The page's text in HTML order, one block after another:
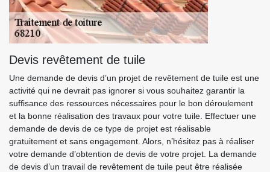
Devis revêtement de tuile
Une demande de devis d’un projet de revêtement de tuile est une
activité qui ne devrait pas ignorer si vous souhaitez garantir la
suffisance des ressources nécessaires pour le bon déroulement
et la bonne réalisation des travaux pour votre tuile. Effectuer une
demande de devis de ce type de projet est réalisable
gratuitement et sans engagement. Alors, n’hésitez pas à réaliser
votre demande d’obtention de devis de votre projet. La demande
de devis d’un travail de revêtement de tuile peut être réalisée